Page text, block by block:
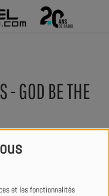
et les fonctionnalités
- GOD BE THE